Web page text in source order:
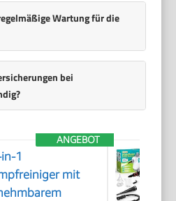
Wartung für die
bei
ANGEBOT
1
mit